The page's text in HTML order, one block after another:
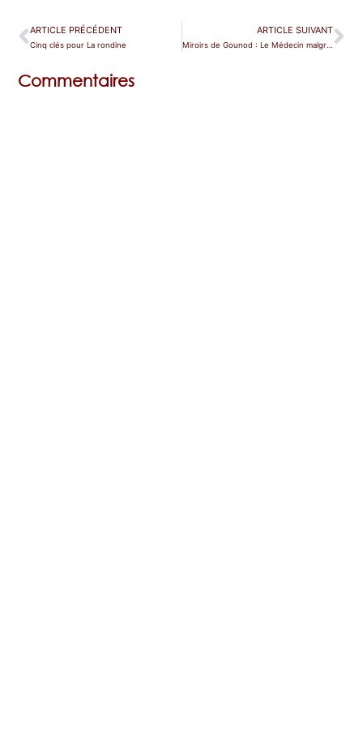
ARTICLE PRÉCÉDENT
Cinq clés pour La rondine
ARTICLE SUIVANT
Miroirs de Gounod : Le Médecin malgré lui
Commentaires